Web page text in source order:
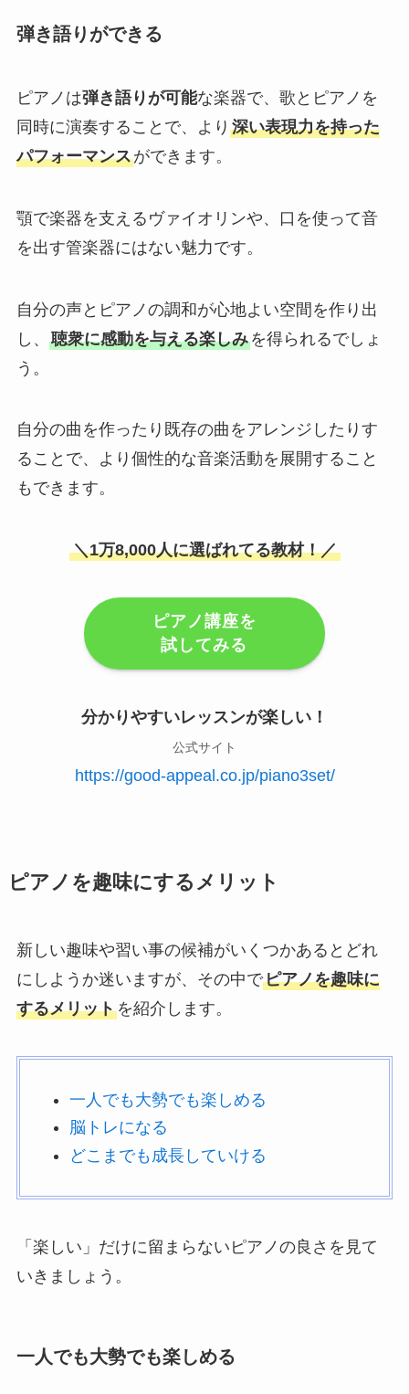
弾き語りができる
ピアノは弾き語りが可能な楽器で、歌とピアノを
同時に演奏することで、より 深い表現力を持った
パフォーマンスができます。
顎で楽器を支えるヴァイオリンや、口を使って音
を出す管楽器にはない魅力です。
自分の声とピアノの調和が心地よい空間を作り出
し、 聴衆に感動を与える楽しみを得られるでしょ
う。
自分の曲を作ったり既存の曲をアレンジしたりす
ることで、より個性的な音楽活動を展開すること
もできます。
＼1万8,000人に選ばれてる教材！／
ピアノ講座を
試してみる
分かりやすいレッスンが楽しい！
公式サイト
https://good-appeal.co.jp/piano3set/
ピアノを趣味にするメリット
新しい趣味や習い事の候補がいくつかあるとどれ
にしようか迷いますが、その中でピアノを趣味に
するメリットを紹介します。
一人でも大勢でも楽しめる
脳トレになる
どこまでも成長していける
「楽しい」だけに留まらないピアノの良さを見て
いきましょう。
一人でも大勢でも楽しめる